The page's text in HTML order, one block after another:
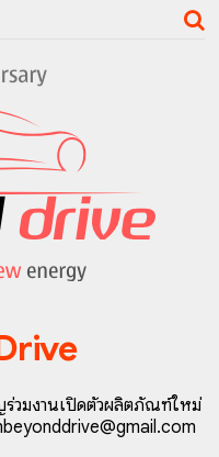
วมงานเปิดตัวผลิตภัณฑ์ใหม่